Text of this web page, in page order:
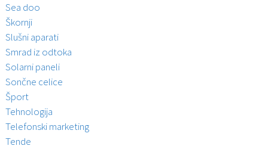
Sea doo
Škornji
Slušni aparati
Smrad iz odtoka
Solarni paneli
Sončne celice
Šport
Tehnologija
Telefonski marketing
Tende